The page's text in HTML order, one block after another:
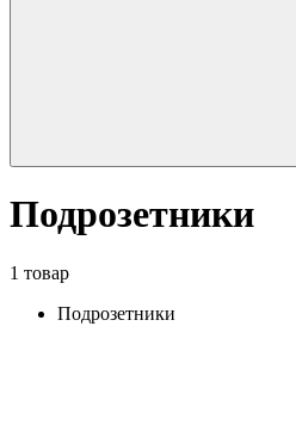
Подрозетники
1 товар
Подрозетники